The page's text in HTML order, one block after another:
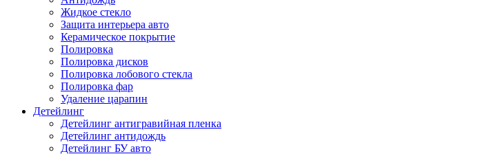
Жидкое стекло
Защита интерьера авто
Керамическое покрытие
Полировка
Полировка дисков
Полировка лобового стекла
Полировка фар
Удаление царапин
Детейлинг
Детейлинг антигравийная пленка
Детейлинг антидождь
Детейлинг БУ авто